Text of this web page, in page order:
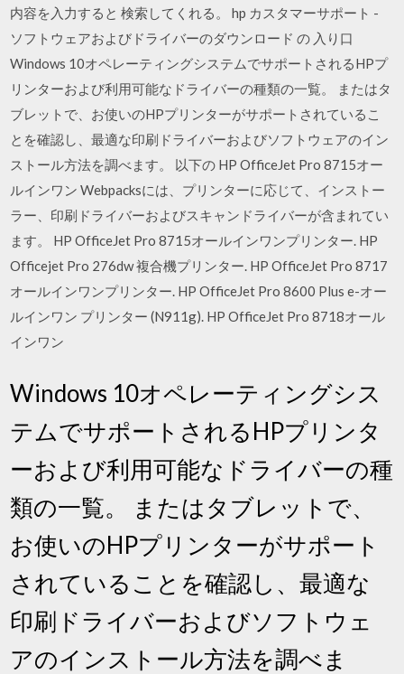
内容を入力すると 検索してくれる。 hp カスタマーサポート -
ソフトウェアおよびドライバーのダウンロード の 入り口
Windows 10オペレーティングシステムでサポートされるHPプ
リンターおよび利用可能なドライバーの種類の一覧。 またはタ
ブレットで、お使いのHPプリンターがサポートされているこ
とを確認し、最適な印刷ドライバーおよびソフトウェアのイン
ストール方法を調べます。 以下の HP OfficeJet Pro 8715オー
ルインワン Webpacksには、プリンターに応じて、インストー
ラー、印刷ドライバーおよびスキャンドライバーが含まれてい
ます。 HP OfficeJet Pro 8715オールインワンプリンター. HP
Officejet Pro 276dw 複合機プリンター. HP OfficeJet Pro 8717
オールインワンプリンター. HP OfficeJet Pro 8600 Plus e-オー
ルインワン プリンター (N911g). HP OfficeJet Pro 8718オール
インワン
Windows 10オペレーティングシス
テムでサポートされるHPプリンタ
ーおよび利用可能なドライバーの種
類の一覧。 またはタブレットで、
お使いのHPプリンターがサポート
されていることを確認し、最適な
印刷ドライバーおよびソフトウェ
アのインストール方法を調べま